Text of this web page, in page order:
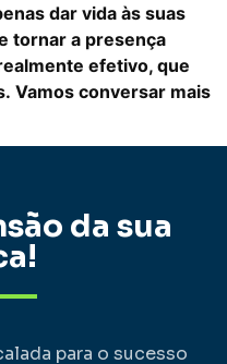
dar vida às suas
tornar a presença
efetivo, que
Vamos conversar mais
da sua
para o sucesso